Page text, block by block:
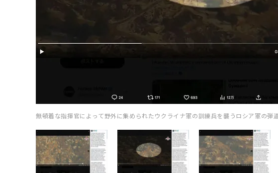
無頓着な指揮官によって野外に集められたウクライナ軍の訓練兵を襲うロシア軍の弾